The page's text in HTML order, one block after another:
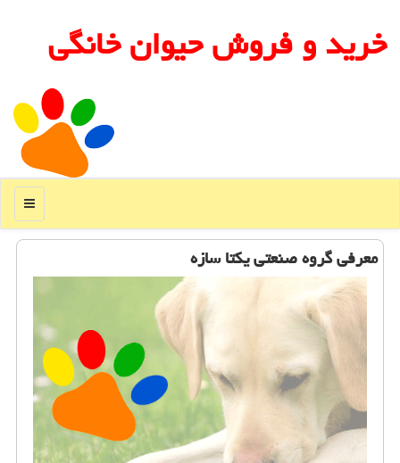
خرید و فروش حیوان خانگی
منو
معرفی گروه صنعتی یكتا سازه